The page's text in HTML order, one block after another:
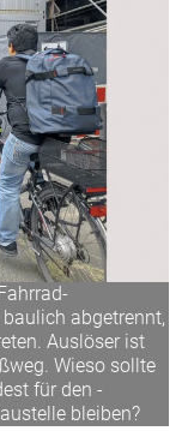
abgetrennt,
Auslöser ist
Wieso sollte
für den
bleiben?